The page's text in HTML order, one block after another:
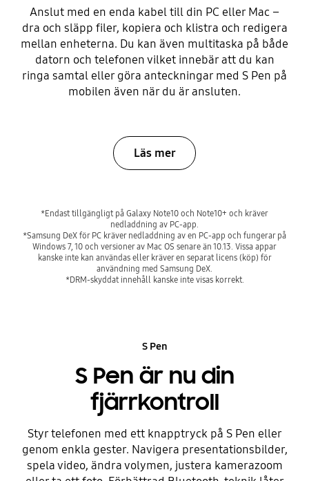
Anslut med en enda kabel till din PC eller Mac –
dra och släpp filer, kopiera och klistra och redigera
mellan enheterna. Du kan även multitaska på både
datorn och telefonen vilket innebär att du kan
ringa samtal eller göra anteckningar med S Pen på
mobilen även när du är ansluten.
Läs mer
*Endast tillgängligt på Galaxy Note10 och Note10+ och kräver
nedladdning av PC-app.
*Samsung DeX för PC kräver nedladdning av en PC-app och fungerar på
Windows 7, 10 och versioner av Mac OS senare än 10.13. Vissa appar
kanske inte kan användas eller kräver en separat licens (köp) för
användning med Samsung DeX.
*DRM-skyddat innehåll kanske inte visas korrekt.
S Pen
S Pen är nu din
fjärrkontroll
Styr telefonen med ett knapptryck på S Pen eller
genom enkla gester. Navigera presentationsbilder,
spela video, ändra volymen, justera kamerazoom